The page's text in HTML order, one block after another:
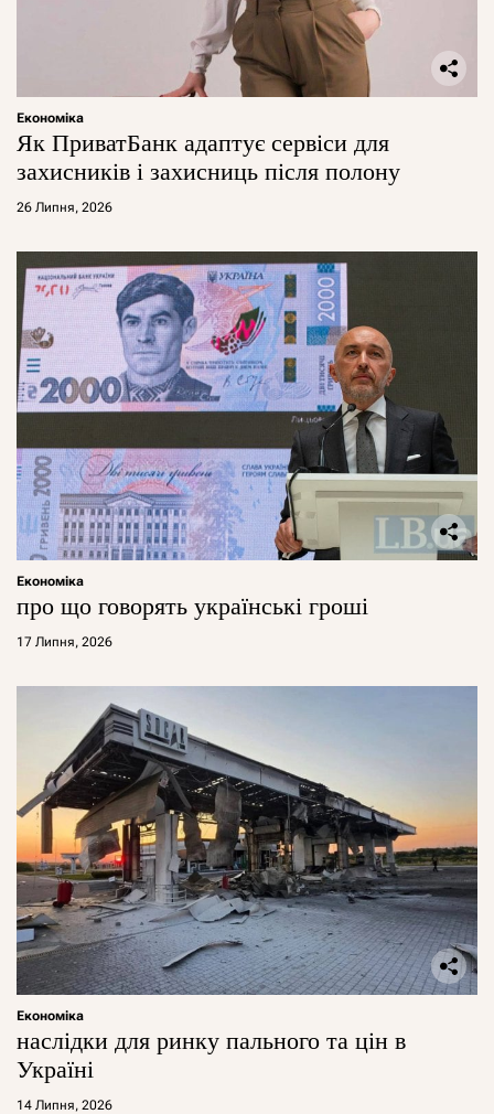
Економіка
Як ПриватБанк адаптує сервіси для
захисників і захисниць після полону
26 Липня, 2026
Економіка
про що говорять українські гроші
17 Липня, 2026
Економіка
наслідки для ринку пального та цін в
Україні
14 Липня, 2026